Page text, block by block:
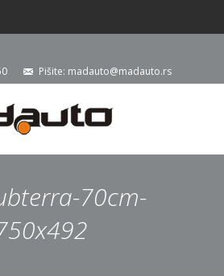
Pišite: madauto@madauto.rs
70cm-